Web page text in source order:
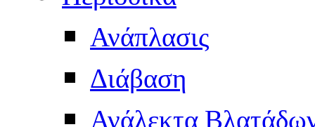
Ανάπλασις
Διάβαση